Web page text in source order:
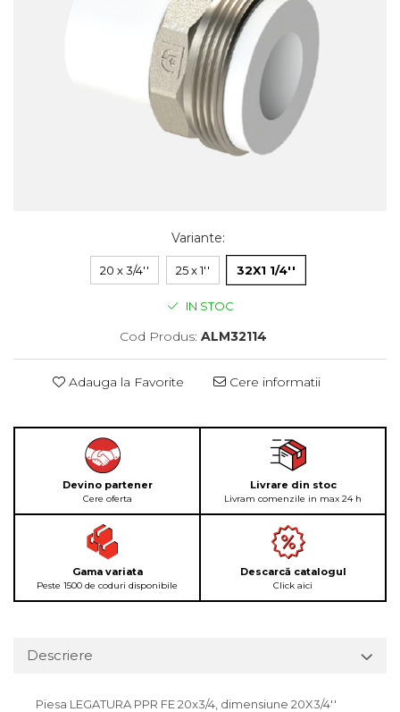
Variante:
20 x 3/4'' 25 x 1'' 32X1 1/4''
IN STOC
Cod Produs: ALM32114
Adauga la Favorite Cere informatii
Devino partener
Cere oferta
Livrare din stoc
Livram comenzile in max 24 h
Gama variata
Peste 1500 de coduri disponibile
Descarcă catalogul
Click aici
Descriere
Piesa LEGATURA PPR FE 20x3/4, dimensiune 20X3/4''